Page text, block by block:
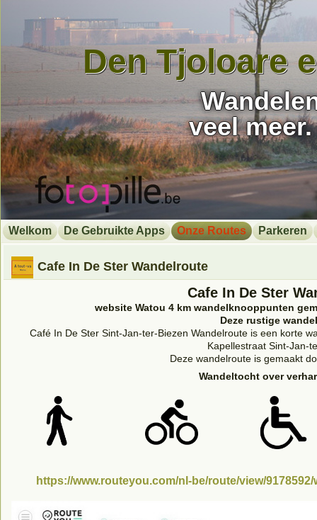
veel
Den Tjoloare
Welkom De Gebruikte Apps Onze Routes Parkeren
Cafe In De Ster Wandelroute
Cafe In De Ster
website Watou 4 km wandelknooppunten
Deze rustige
Café In De Ster Sint-Jan-ter-Biezen Wandelroute is een korte
Kapellestraat Sint-Jan-
Deze wandelroute is gemaakt
Wandeltocht over
https://www.routeyou.com/nl-be/route/view/